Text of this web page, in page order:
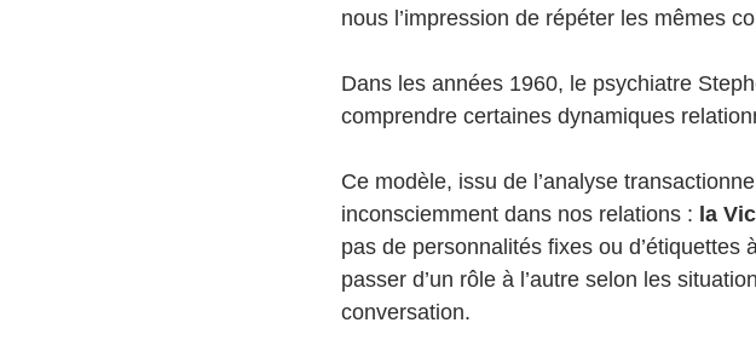
nous l’impression de répéter les mêmes
Dans les années 1960, le psychiatre
comprendre certaines dynamiques
Ce modèle, issu de l’analyse
inconsciemment dans nos relations : la
pas de personnalités fixes ou
passer d’un rôle à l’autre selon les
conversation.